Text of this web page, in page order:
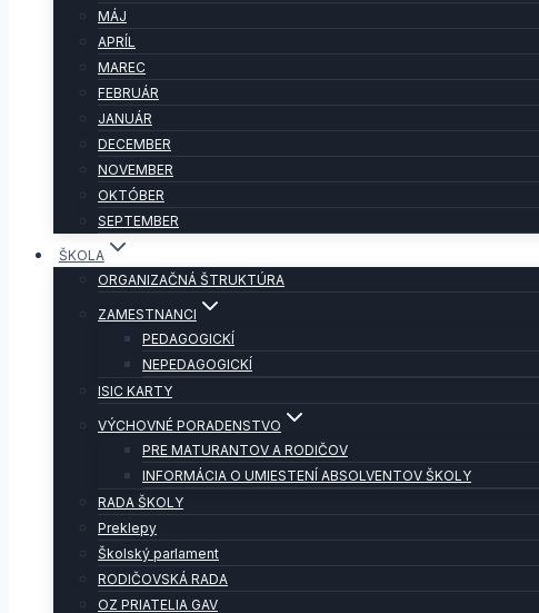
MÁJ
APRÍL
MAREC
FEBRUÁR
JANUÁR
DECEMBER
NOVEMBER
OKTÓBER
SEPTEMBER
ŠKOLA
ORGANIZAČNÁ ŠTRUKTÚRA
ZAMESTNANCI
PEDAGOGICKÍ
NEPEDAGOGICKÍ
ISIC KARTY
VÝCHOVNÉ PORADENSTVO
PRE MATURANTOV A RODIČOV
INFORMÁCIA O UMIESTENÍ ABSOLVENTOV ŠKOLY
RADA ŠKOLY
Preklepy
Školský parlament
RODIČOVSKÁ RADA
OZ PRIATELIA GAV